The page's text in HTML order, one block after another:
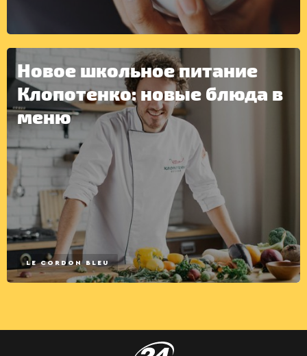
ДРУГОЕ
Новое школьное питание
Клопотенко: новые блюда в
меню
LE CORDON BLEU